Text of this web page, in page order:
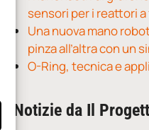
sensori per i reattori
Una nuova mano
pinza all’altra con un
O-Ring, tecnica e
Notizie da Il